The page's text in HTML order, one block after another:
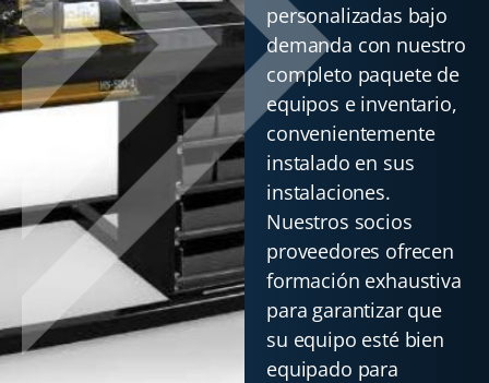
personalizadas bajo
demanda con nuestro
completo paquete de
equipos e inventario,
convenientemente
instalado en sus
instalaciones.
Nuestros socios
proveedores ofrecen
formación exhaustiva
para garantizar que
su equipo esté bien
equipado para